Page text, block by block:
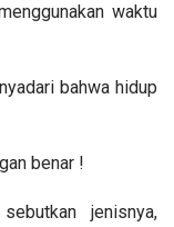
waktu
bahwa hidup
benar !
jenisnya,